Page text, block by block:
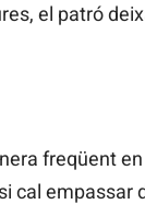
el patró
freqüent
cal empassar